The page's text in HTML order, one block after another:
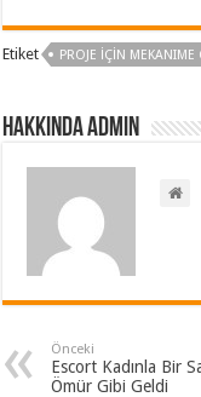
Etiket PROJE İÇIN MEKANIME
Hakkında admin
Önceki
Escort Kadınla Bir
Ömür Gibi Geldi